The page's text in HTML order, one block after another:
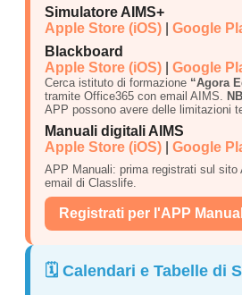
Simulatore AIMS+
Apple Store (iOS)
Google
Blackboard
Apple Store (iOS)
Google
Cerca istituto di formazione “Agora
tramite Office365 con email AIMS.
APP possono avere delle limitazioni
Manuali digitali AIMS
Apple Store (iOS)
Google
APP Manuali: prima registrati sul
email di Classlife.
Registrati per l'APP
🗓️ Calendari e Tabelle di